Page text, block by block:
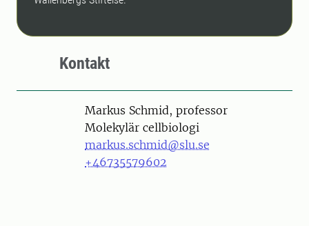
Kontakt
PersonMarkus Schmid, professor
Molekylär cellbiologi
markus.schmid@slu.se
+46735579602